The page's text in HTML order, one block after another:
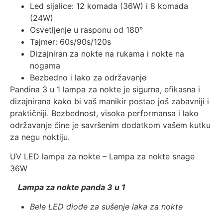
Led sijalice: 12 komada (36W) i 8 komada
(24W)
Osvetljenje u rasponu od 180°
Tajmer: 60s/90s/120s
Dizajniran za nokte na rukama i nokte na
nogama
Bezbedno i lako za održavanje
Pandina 3 u 1 lampa za nokte je sigurna, efikasna i
dizajnirana kako bi vaš manikir postao još zabavniji i
praktičniji. Bezbednost, visoka performansa i lako
održavanje čine je savršenim dodatkom vašem kutku
za negu noktiju.
UV LED lampa za nokte – Lampa za nokte snage
36W
Lampa za nokte panda 3 u 1
Bele LED diode za sušenje laka za nokte